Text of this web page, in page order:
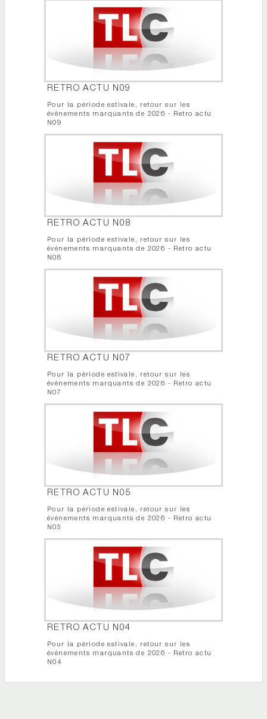
RETRO ACTU N09
Pour la période estivale, retour sur les
événements marquants de 2026 - Retro actu
N09
RETRO ACTU N08
Pour la période estivale, retour sur les
événements marquants de 2026 - Retro actu
N08
RETRO ACTU N07
Pour la période estivale, retour sur les
événements marquants de 2026 - Retro actu
N07
RETRO ACTU N05
Pour la période estivale, retour sur les
événements marquants de 2026 - Retro actu
N05
RETRO ACTU N04
Pour la période estivale, retour sur les
événements marquants de 2026 - Retro actu
N04